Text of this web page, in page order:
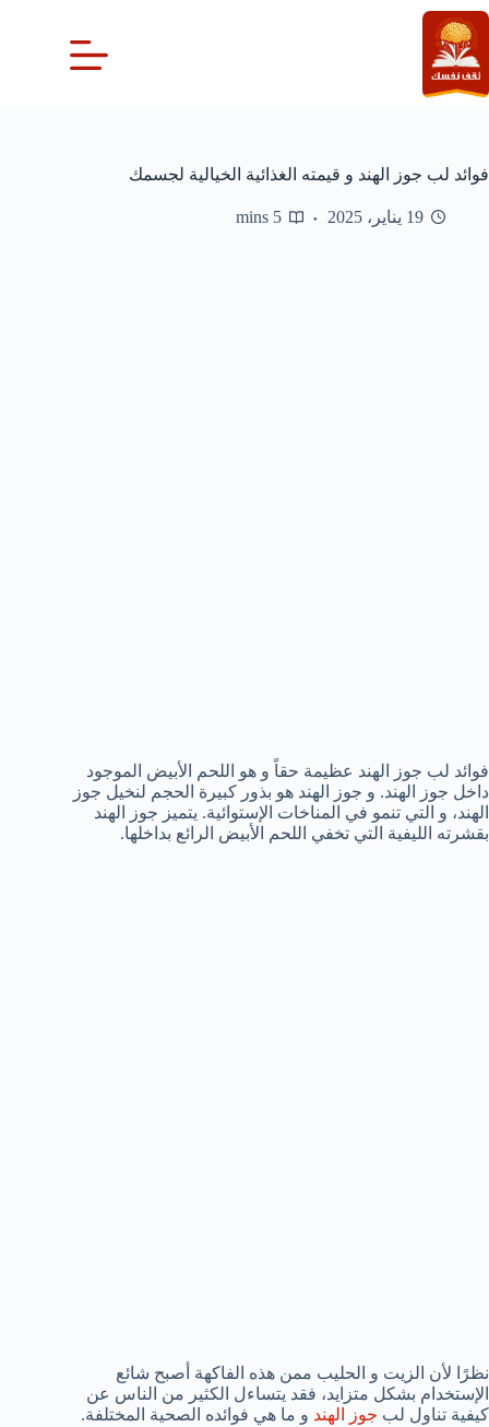
التجاوز
إلى
المحتوى
فوائد لب جوز الهند و قيمته الغذائية الخيالية لجسمك
19 يناير، 2025 5 mins
فوائد لب جوز الهند عظيمة حقاً و هو اللحم الأبيض الموجود
داخل جوز الهند. و جوز الهند هو بذور كبيرة الحجم لنخيل جوز
الهند، و التي تنمو في المناخات الإستوائية. يتميز جوز الهند
بقشرته الليفية التي تخفي اللحم الأبيض الرائع بداخلها.
نظرًا لأن الزيت و الحليب ممن هذه الفاكهة أصبح شائع
الإستخدام بشكل متزايد، فقد يتساءل الكثير من الناس عن
كيفية تناول لب جوز الهند و ما هي فوائده الصحية المختلفة.